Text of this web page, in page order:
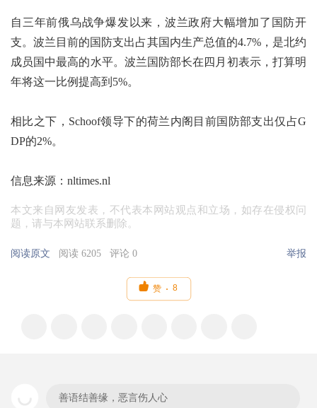
自三年前俄乌战争爆发以来，波兰政府大幅增加了国防开
支。波兰目前的国防支出占其国内生产总值的4.7%，是北约
成员国中最高的水平。波兰国防部长在四月初表示，打算明
年将这一比例提高到5%。
相比之下，Schoof领导下的荷兰内阁目前国防部支出仅占G
DP的2%。
信息来源：nltimes.nl
本文来自网友发表，不代表本网站观点和立场，如存在侵权问
题，请与本网站联系删除。
阅读原文 阅读 6205 评论 0 举报
 赞 8
善语结善缘，恶言伤人心